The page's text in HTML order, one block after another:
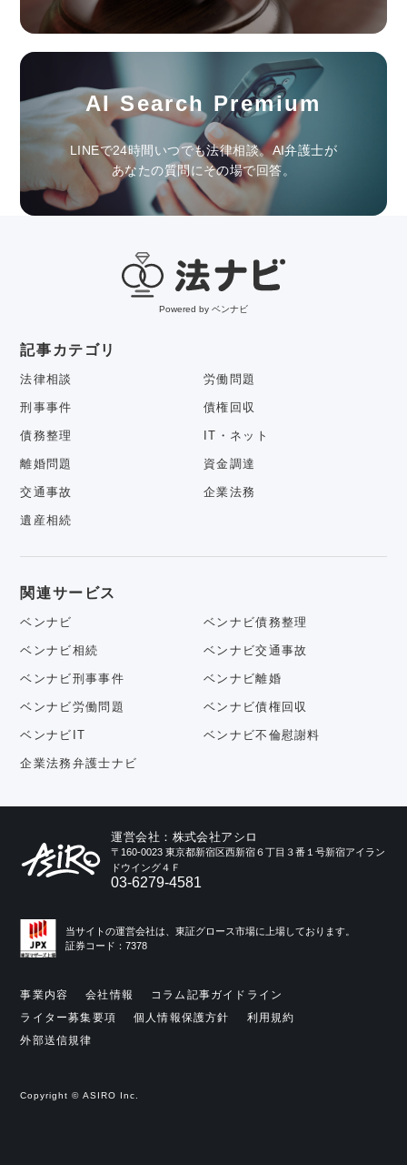
AI Search Premium
LINEで24時間いつでも法律相談。AI弁護士が
あなたの質問にその場で回答。
Powered by ベンナビ
記事カテゴリ
法律相談 労働問題
刑事事件 債権回収
債務整理 IT・ネット
離婚問題 資金調達
交通事故 企業法務
遺産相続
関連サービス
ベンナビ ベンナビ債務整理
ベンナビ相続 ベンナビ交通事故
ベンナビ刑事事件 ベンナビ離婚
ベンナビ労働問題 ベンナビ債権回収
ベンナビIT ベンナビ不倫慰謝料
企業法務弁護士ナビ
運営会社：株式会社アシロ
〒160-0023 東京都新宿区西新宿６丁目３番１号新宿アイラン
ドウイング４Ｆ
03-6279-4581
当サイトの運営会社は、東証グロース市場に上場しております。
証券コード：7378
事業内容 会社情報
コラム記事ガイドライン
ライター募集要項
個人情報保護方針
利用規約
外部送信規律
Copyright © ASIRO Inc.